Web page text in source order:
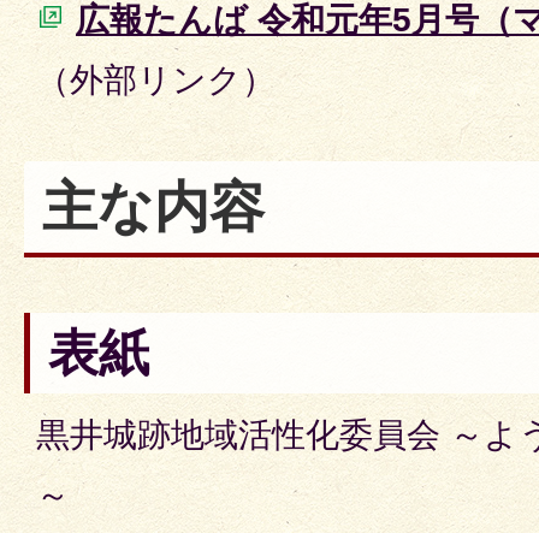
広報たんば 令和元年5月号（
（外部リンク）
主な内容
表紙
黒井城跡地域活性化委員会 ～よ
～